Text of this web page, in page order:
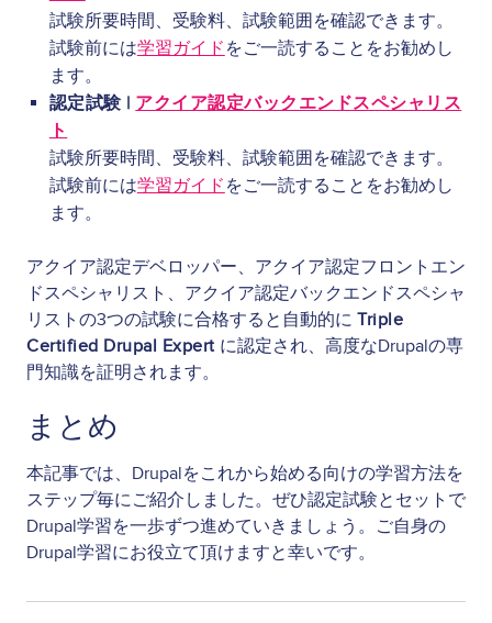
試験所要時間、受験料、試験範囲を確認できます。
試験前には学習ガイド をご一読することをお勧めし
ます。
認定試験 | アクイア認定バックエンドスペシャリス
ト
試験所要時間、受験料、試験範囲を確認できます。
試験前には学習ガイド をご一読することをお勧めし
ます。
アクイア認定デベロッパー、アクイア認定フロントエン
ドスペシャリスト、アクイア認定バックエンドスペシャ
リストの3つの試験に合格すると自動的に Triple
Certified Drupal Expert に認定され、高度なDrupalの専
門知識を証明されます。
まとめ
本記事では、Drupalをこれから始める向けの学習方法を
ステップ毎にご紹介しました。ぜひ認定試験とセットで
Drupal学習を一歩ずつ進めていきましょう。ご自身の
Drupal学習にお役立て頂けますと幸いです。